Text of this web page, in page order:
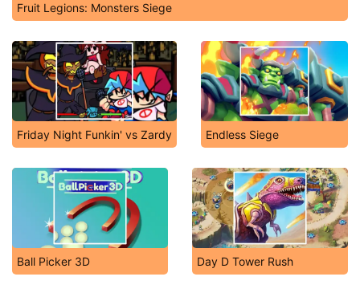
Fruit Legions: Monsters Siege
Friday Night Funkin' vs Zardy Endless Siege
Ball Picker 3D Day D Tower Rush